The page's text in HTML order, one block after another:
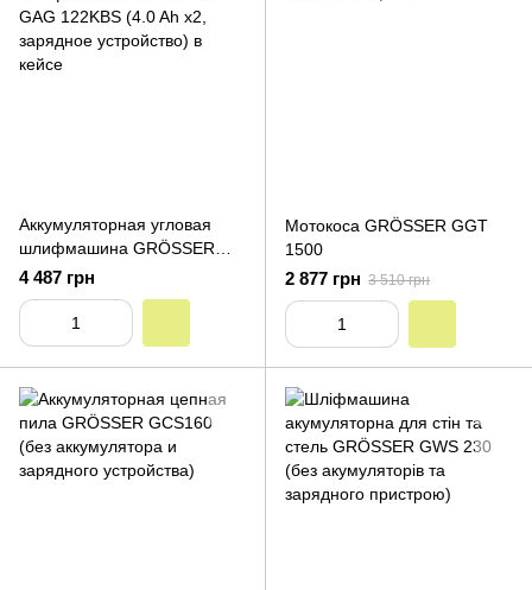
Аккумуляторная угловая
шлифмашина GRÖSSER
GAG 122KBS (4.0 Ah x2,
зарядное устройство) в
4 487 грн
Мотокоса GRÖSSER GGT
1500
2 877 грн 3 510 грн